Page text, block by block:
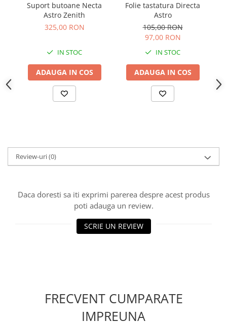
Suport butoane Necta
Astro Zenith
325,00 RON
IN STOC
ADAUGA IN COS
Folie tastatura Directa
Astro
105,00 RON
97,00 RON
IN STOC
ADAUGA IN COS
Review-uri(0)
Daca doresti sa iti exprimi parerea despre acest produs
poti adauga un review.
SCRIE UN REVIEW
FRECVENT CUMPARATE
IMPREUNA